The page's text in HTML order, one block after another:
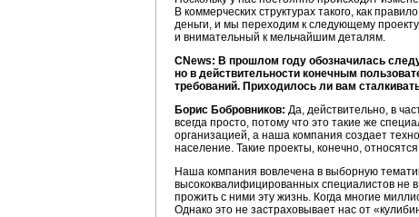
В коммерческих структурах такого, как
деньги, и мы переходим к следующему
и внимательный к мельчайшим деталям.
CNews: В прошлом году обозначилась
но в действительности конечным
требований. Приходилось ли вам
Борис Бобровников: Да, действительно, в
всегда просто, потому что это такие же
организацией, а наша компания создает
население. Такие проекты, конечно,
Наша компания вовлечена в выборную
высококвалифицированных специалистов не
прожить с ними эту жизнь. Когда многие
Однако это не застраховывает нас от